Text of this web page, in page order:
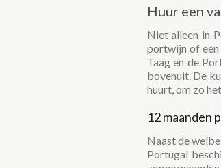
Huur een
Niet alleen in
portwijn of een
Taag en de
bovenuit. De
huurt, om zo
12 maanden
Naast de
Portugal